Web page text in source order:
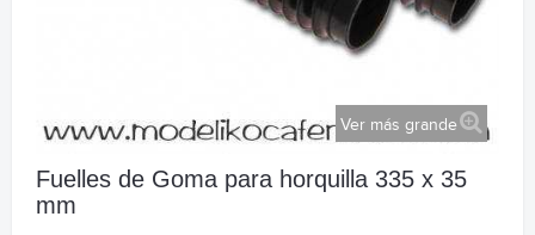
Ver más grande
Fuelles de Goma para horquilla 335 x 35
mm